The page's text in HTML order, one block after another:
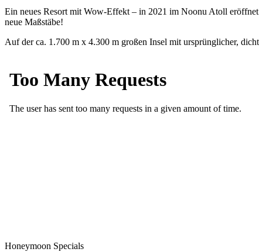
Ein neues Resort mit Wow-Effekt – in 2021 im Noonu Atoll
neue Maßstäbe!
Auf der ca. 1.700 m x 4.300 m großen Insel mit ursprünglicher,
Honeymoon Specials